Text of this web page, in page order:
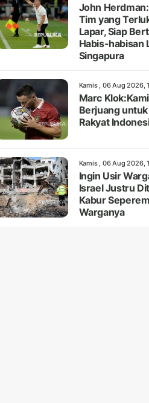
John
Tim yang
Lapar, Siap
Habis-habisan
Singapura
Kamis , 06 Aug 2026,
Marc
Berjuang
Rakyat
Kamis , 06 Aug 2026,
Ingin Usir
Israel Justru
Kabur
Warganya